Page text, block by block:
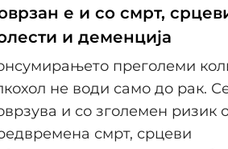
е и со смрт,
и деменција
преголеми
не води само до рак.
и со зголемен ризик
смрт, срцеви